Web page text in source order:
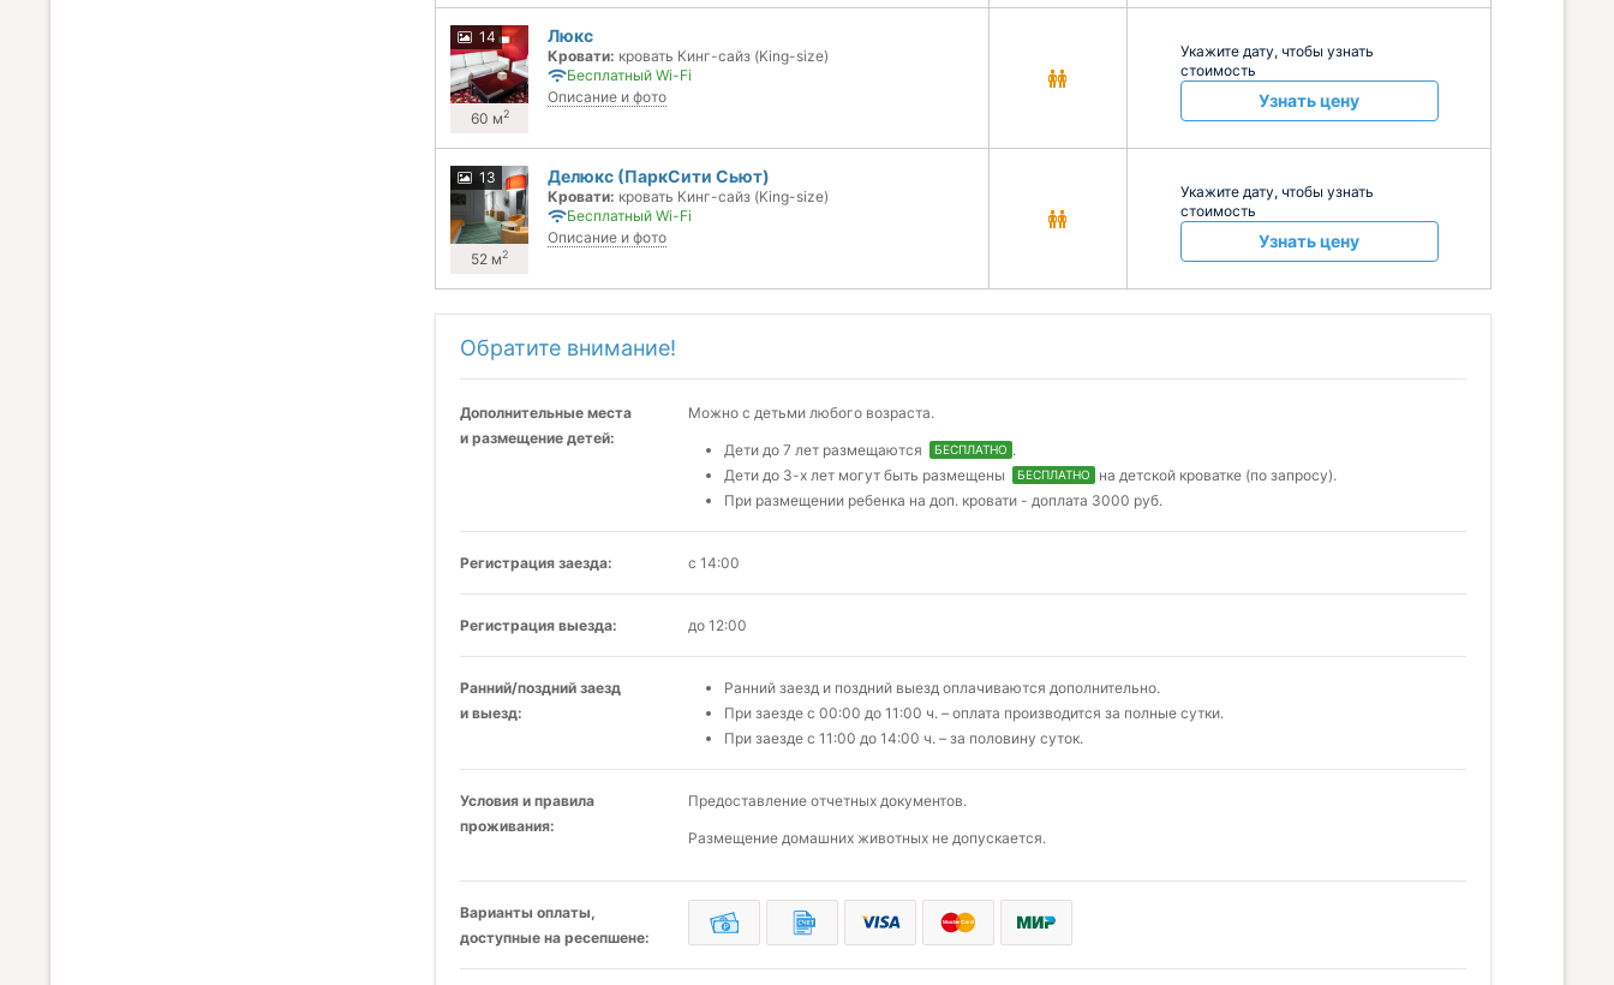
14
60 м2
Люкс
Кровати: кровать Кинг-сайз (King-size)
Бесплатный Wi-Fi
Описание и фото
Укажите дату, чтобы узнать
стоимость
Узнать цену
13
52 м2
Делюкс (ПаркСити Сьют)
Кровати: кровать Кинг-сайз (King-size)
Бесплатный Wi-Fi
Описание и фото
Укажите дату, чтобы узнать
стоимость
Узнать цену
Обратите внимание!
Дополнительные места
и размещение детей:
Можно с детьми любого возраста.
Дети до 7 лет размещаются БЕСПЛАТНО .
Дети до 3-х лет могут быть размещены
БЕСПЛАТНО
на детской кроватке (по запросу).
При размещении ребенка на доп. кровати - доплата 3000 руб.
Регистрация заезда: с 14:00
Регистрация выезда: до 12:00
Ранний/поздний заезд
и выезд:
Ранний заезд и поздний выезд оплачиваются дополнительно.
При заезде с 00:00 до 11:00 ч. – оплата производится за полные сутки.
При заезде с 11:00 до 14:00 ч. – за половину суток.
Условия и правила
проживания:
Предоставление отчетных документов.
Размещение домашних животных не допускается.
Варианты оплаты,
доступные на ресепшене: